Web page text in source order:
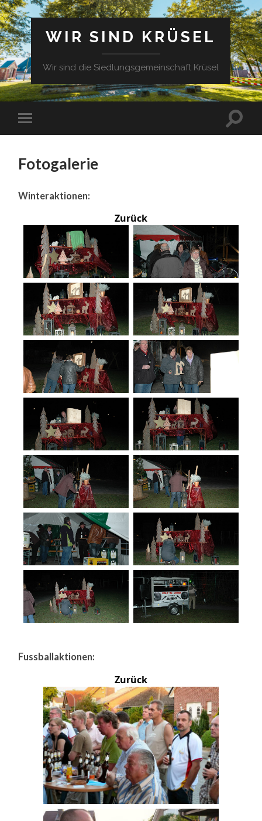
WIR SIND KRÜSEL
Wir sind die Siedlungsgemeinschaft Krüsel
Fotogalerie
Winteraktionen:
Zurück
Fussballaktionen:
Zurück